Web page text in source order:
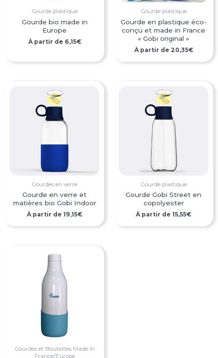
Gourde plastique
Gourde bio made in
Europe
À partir de 6,15€
Gourde plastique
Gourde en plastique éco-
conçu et made in France
« Gobi original »
À partir de 20,35€
Gourdes en verre
Gourde en verre et
matières bio Gobi Indoor
À partir de 19,15€
Gourde plastique
Gourde Gobi Street en
copolyester
À partir de 15,55€
Gourdes et Bouteilles Made In
France/Europe